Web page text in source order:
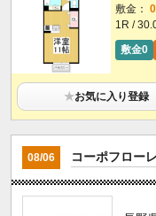
敷金：
1R /
敷金0
★お気に入り登録
08/06 コーポフロー